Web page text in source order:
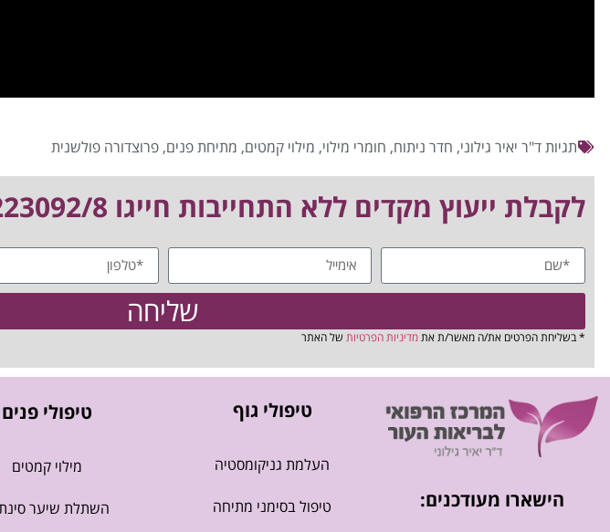
תגיותד"ר יאיר גילוני, חדר ניתוח, חומרי מילוי, מילוי קמטים, מתיחת פנים, פרוצדורה פולשנית
לקבלת ייעוץ מקדים ללא התחייבות חייגו 03-5223092/8 או מלאו פרטים:
שליחה
* בשליחת הפרטים את/ה מאשר/ת אתמדיניות הפרטיות של האתר
הישארו מעודכנים:
טיפולי גוף
העלמת גניקומסטיה
טיפול בסימני מתיחה
טיפולי פנים
מילוי קמטים
השתלת שיער